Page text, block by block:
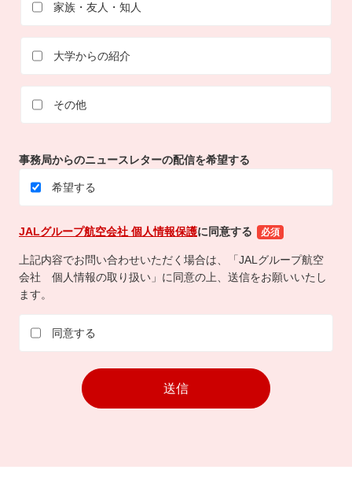
家族・友人・知人
大学からの紹介
その他
事務局からのニュースレターの配信を希望する
希望する
JALグループ航空会社 個人情報保護に同意する 必須
上記内容でお問い合わせいただく場合は、「JALグループ航空
会社 個人情報の取り扱い」に同意の上、送信をお願いいたし
ます。
同意する
送信